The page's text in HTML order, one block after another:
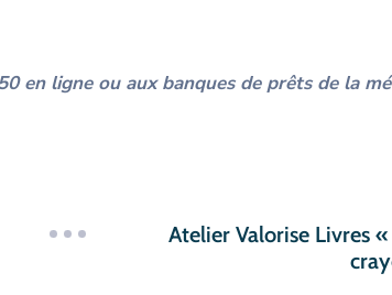
en ligne ou aux banques de prêts de la
Atelier Valorise Livres